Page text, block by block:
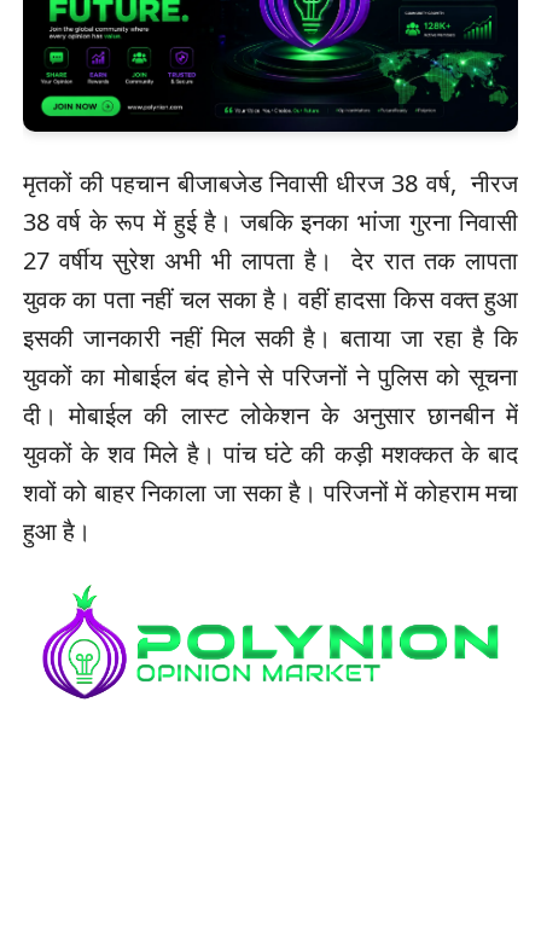
मृतकों की पहचान बीजाबजेड निवासी धीरज 38 वर्ष, नीरज
38 वर्ष के रूप में हुई है। जबकि इनका भांजा गुरना निवासी
27 वर्षीय सुरेश अभी भी लापता है। देर रात तक लापता
युवक का पता नहीं चल सका है। वहीं हादसा किस वक्त हुआ
इसकी जानकारी नहीं मिल सकी है। बताया जा रहा है कि
युवकों का मोबाईल बंद होने से परिजनों ने पुलिस को सूचना
दी। मोबाईल की लास्ट लोकेशन के अनुसार छानबीन में
युवकों के शव मिले है। पांच घंटे की कड़ी मशक्कत के बाद
शवों को बाहर निकाला जा सका है। परिजनों में कोहराम मचा
हुआ है।